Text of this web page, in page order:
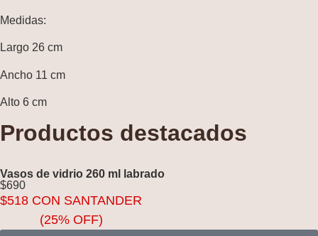
Medidas:
Largo 26 cm
Ancho 11 cm
Alto 6 cm
Productos destacados
Vasos de vidrio 260 ml labrado
$690
$518 CON SANTANDER
(25% OFF)